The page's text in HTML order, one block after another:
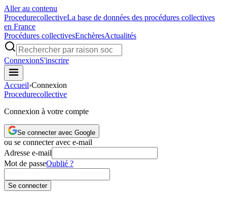
Aller au contenu
ProcedurecollectiveLa base de données des procédures collectives
en France
Procédures collectivesEnchèresActualités
ConnexionS'inscrire
Accueil›Connexion
Procedurecollective
Connexion à votre compte
Se connecter avec Google
ou se connecter avec e-mail
Adresse e-mail
Mot de passeOublié ?
Se connecter